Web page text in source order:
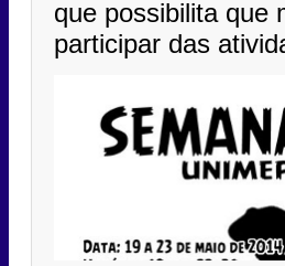
que possibilita que
participar das